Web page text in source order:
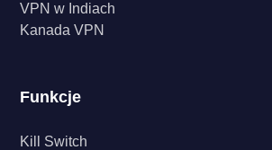
VPN w Indiach
Kanada VPN
Funkcje
Kill Switch